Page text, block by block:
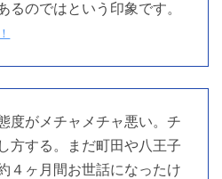
るのではという印象です。
度がメチャメチャ悪い。チ
方する。まだ町田や八王子
４ヶ月間お世話になったけ